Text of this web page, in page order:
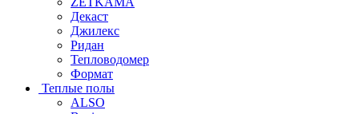
Декаст
Джилекс
Ридан
Тепловодомер
Формат
Теплые полы
ALSO